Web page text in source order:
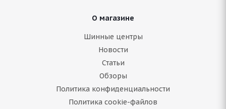
О магазине
Шинные центры
Новости
Статьи
Обзоры
Политика конфиденциальности
Политика cookie-файлов